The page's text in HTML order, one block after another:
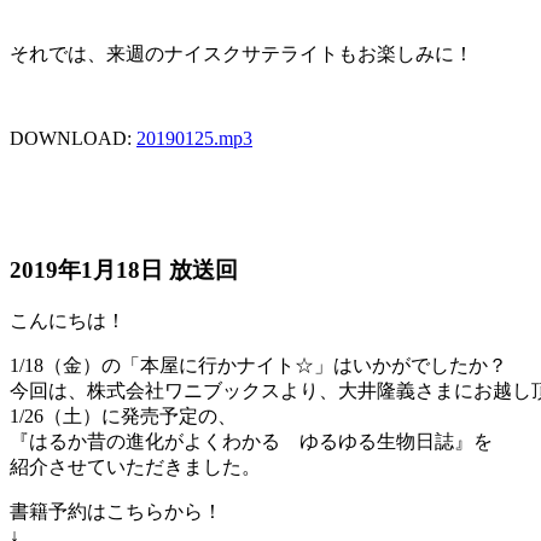
それでは、来週のナイスクサテライトもお楽しみに！
DOWNLOAD: 20190125.mp3
2019年1月18日 放送回
こんにちは！
1/18（金）の「本屋に行かナイト☆」はいかがでしたか？
今回は、株式会社ワニブックスより、大井隆義さまにお越し
1/26（土）に発売予定の、
『はるか昔の進化がよくわかる ゆるゆる生物日誌』を
紹介させていただきました。
書籍予約はこちらから！
↓